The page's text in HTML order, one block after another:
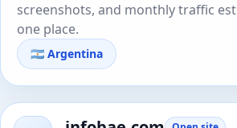
screenshots, and monthly traffic
one place.
🇦🇷 Argentina